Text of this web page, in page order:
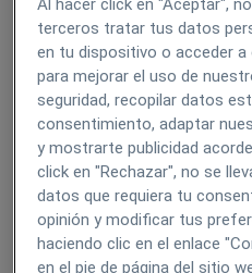
enseñamos de forma más
Ser activo en Redes Sociales
Los profesionales de la salud
Facebook o Twitter tienen un
internautas. El mecanismo es
hace una consulta en Twitter
vínculo con esa persona, algo
elegir clínica.
Hacer campañas de mailing
El mailing es el “buzoneo
Al hacer click en "Aceptar",
terceros tratar tus datos
en tu dispositivo o acceder
para mejorar el uso de
seguridad, recopilar datos
consentimiento, adaptar
y mostrarte publicidad
click en "Rechazar", no se
datos que requiera tu
opinión y modificar tus
haciendo clic en el enlace
en el pie de página del sitio